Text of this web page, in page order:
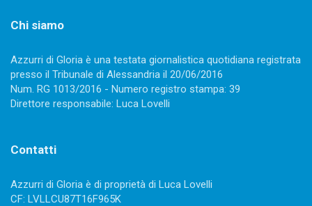
Chi siamo
Azzurri di Gloria è una testata giornalistica quotidiana registrata
presso il Tribunale di Alessandria il 20/06/2016
Num. RG 1013/2016 - Numero registro stampa: 39
Direttore responsabile: Luca Lovelli
Contatti
Azzurri di Gloria è di proprietà di Luca Lovelli
CF: LVLLCU87T16F965K